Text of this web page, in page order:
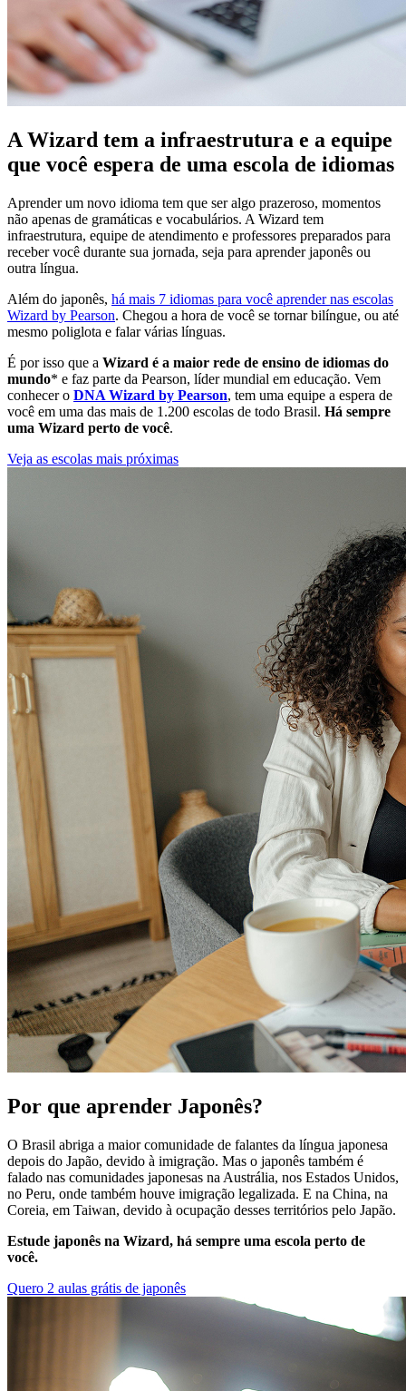
A Wizard tem a infraestrutura e a equipe
que você espera de uma escola de idiomas
Aprender um novo idioma tem que ser algo prazeroso, momentos
não apenas de gramáticas e vocabulários. A Wizard tem
infraestrutura, equipe de atendimento e professores preparados para
receber você durante sua jornada, seja para aprender japonês ou
outra língua.
Além do japonês, há mais 7 idiomas para você aprender nas escolas
Wizard by Pearson. Chegou a hora de você se tornar bilíngue, ou até
mesmo poliglota e falar várias línguas.
É por isso que a Wizard é a maior rede de ensino de idiomas do
mundo* e faz parte da Pearson, líder mundial em educação. Vem
conhecer o DNA Wizard by Pearson, tem uma equipe a espera de
você em uma das mais de 1.200 escolas de todo Brasil. Há sempre
uma Wizard perto de você.
Veja as escolas mais próximas
Por que aprender Japonês?
O Brasil abriga a maior comunidade de falantes da língua japonesa
depois do Japão, devido à imigração. Mas o japonês também é
falado nas comunidades japonesas na Austrália, nos Estados Unidos,
no Peru, onde também houve imigração legalizada. E na China, na
Coreia, em Taiwan, devido à ocupação desses territórios pelo Japão.
Estude japonês na Wizard, há sempre uma escola perto de
você.
Quero 2 aulas grátis de japonês